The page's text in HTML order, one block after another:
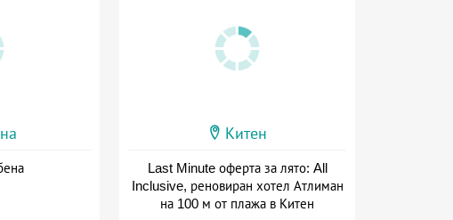
Китен
Last Minute оферта за лято: All
Inclusive, реновиран хотел Атлиман
на 100 м от плажа в Китен